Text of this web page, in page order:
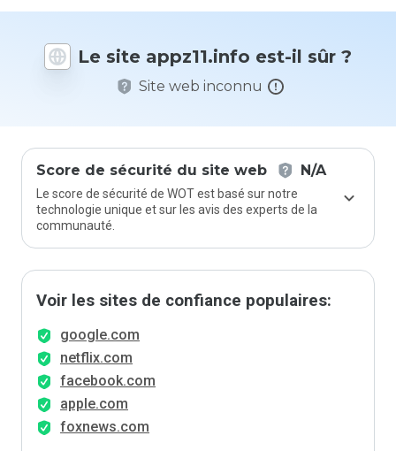
Le site appz11.info est-il sûr ?
Site web inconnu
Score de sécurité du site web N/A
Le score de sécurité de WOT est basé sur notre
technologie unique et sur les avis des experts de la
communauté.
Voir les sites de confiance populaires:
google.com
netflix.com
facebook.com
apple.com
foxnews.com
1 et 5
vous à ce